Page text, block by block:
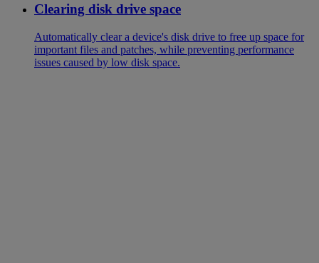
Clearing disk drive space
Automatically clear a device's disk drive to free up space for
important files and patches, while preventing performance
issues caused by low disk space.